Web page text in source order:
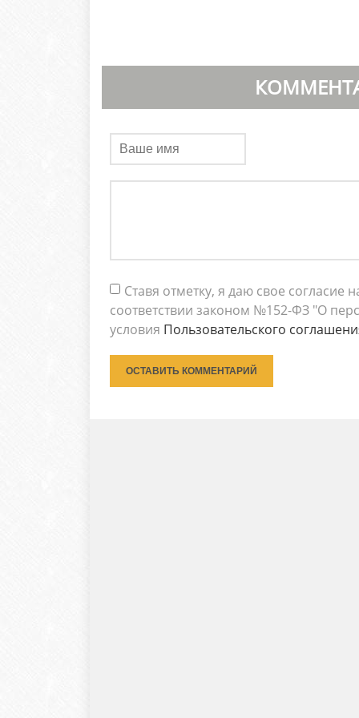
Ставя отметку, я даю свое
соответствии законом №152-ФЗ "О
условия Пользовательского
ОСТАВИТЬ КОММЕНТАРИЙ